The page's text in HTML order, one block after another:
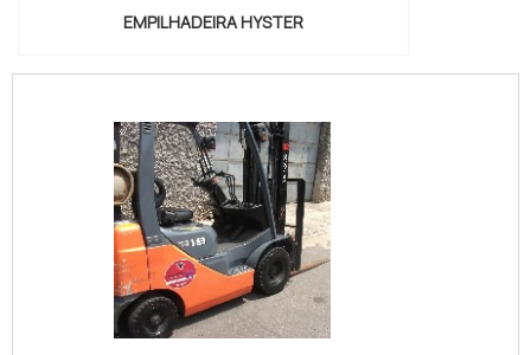
EMPILHADEIRA HYSTER